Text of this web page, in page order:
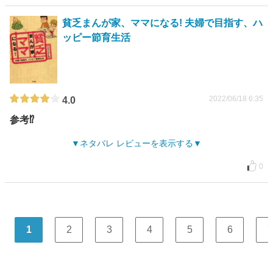
貧乏まんが家、ママになる! 夫婦で目指す、ハ
ッピー節育生活
4.0 2022/06/18 6:35
参考⁉️
ネタバレ レビューを表示する
0
1 2 3 4 5 6 7